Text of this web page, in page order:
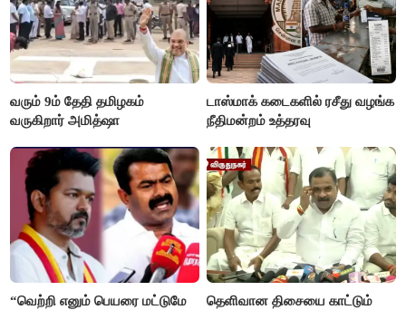
வரும் 9ம் தேதி தமிழகம்
வருகிறார் அமித்ஷா
டாஸ்மாக் கடைகளில் ரசீது வழங்க
நீதிமன்றம் உத்தரவு
“வெற்றி எனும் பெயரை மட்டுமே
தெளிவான திசையை காட்டும்